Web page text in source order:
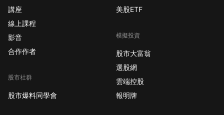
講座
線上課程
影音
合作作者
股市社群
股市爆料同學會
美股ETF
模擬投資
股市大富翁
選股網
雲端控股
報明牌